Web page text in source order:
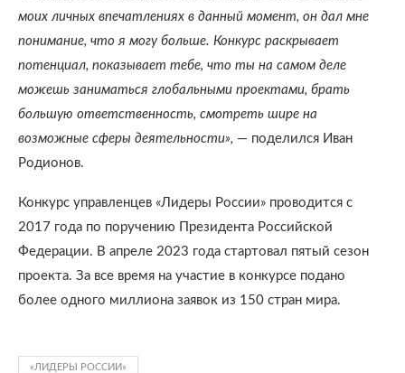
моих личных впечатлениях в данный момент, он дал мне
понимание, что я могу больше. Конкурс раскрывает
потенциал, показывает тебе, что ты на самом деле
можешь заниматься глобальными проектами, брать
большую ответственность, смотреть шире на
возможные сферы деятельности», — поделился Иван
Родионов.
Конкурс управленцев «Лидеры России» проводится с
2017 года по поручению Президента Российской
Федерации. В апреле 2023 года стартовал пятый сезон
проекта. За все время на участие в конкурсе подано
более одного миллиона заявок из 150 стран мира.
«ЛИДЕРЫ РОССИИ»